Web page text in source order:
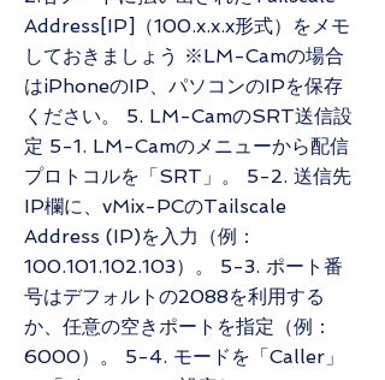
Address[IP]（100.x.x.x形式）をメモ
しておきましょう ※LM-Camの場合
はiPhoneのIP、パソコンのIPを保存
ください。 5. LM-CamのSRT送信設
定 5-1. LM-Camのメニューから配信
プロトコルを「SRT」。 5-2. 送信先
IP欄に、vMix-PCのTailscale
Address (IP)を入力（例：
100.101.102.103）。 5-3. ポート番
号はデフォルトの2088を利用する
か、任意の空きポートを指定（例：
6000）。 5-4. モードを「Caller」